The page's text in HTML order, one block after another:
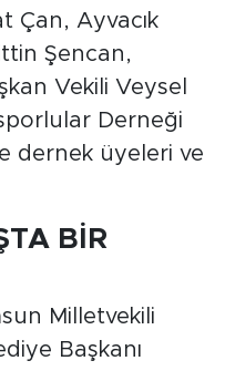
Çan, Ayvacık
Şencan,
Vekili Veysel
Derneği
dernek üyeleri ve
BİR
Milletvekili
Başkanı